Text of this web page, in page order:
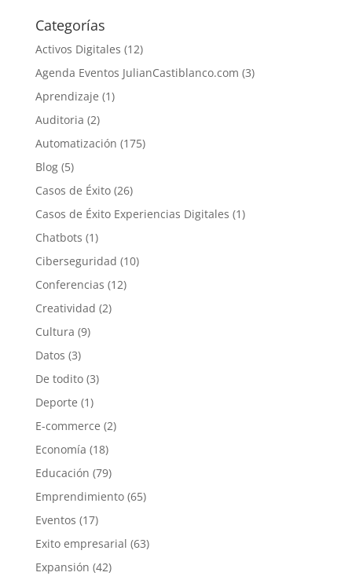
Categorías
Activos Digitales (12)
Agenda Eventos JulianCastiblanco.com (3)
Aprendizaje (1)
Auditoria (2)
Automatización (175)
Blog(5)
Casos de Éxito(26)
Casos de Éxito Experiencias Digitales (1)
Chatbots (1)
Ciberseguridad (10)
Conferencias (12)
Creatividad (2)
Cultura (9)
Datos (3)
De todito(3)
Deporte (1)
E-commerce (2)
Economía (18)
Educación (79)
Emprendimiento(65)
Eventos (17)
Exito empresarial (63)
Expansión (42)